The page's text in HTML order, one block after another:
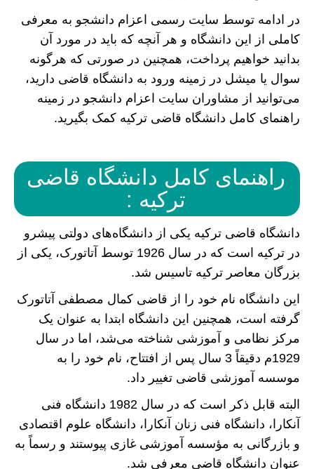
در ادامه توسط سایت رسمی اعزام دانشجو به معرفی
کاملی از این دانشگاه و هر آنچه که باید در مورد آن
بدانید خواهیم پرداخت، همچنین در صورتی که هرگونه
سوال یا میشل در زمینه ورود به دانشگاه قاضی دارید،
می‌توانید از مشاوران سایت اعزام دانشجو در زمینه
راهنمای کامل دانشگاه قاضی ترکیه کمک بگیرید.
راهنمای کامل دانشگاه قاضی
ترکیه :
دانشگاه قاضی ترکیه یکی از دانشگاه‌های دولتی پیشرو
در ترکیه است که در سال 1926 توسط آتاتورک، یکی از
بزرگان معاصر ترکیه تاسیس شد.
این دانشگاه نام خود را از قاضی کمال مصطفی آتاتورک
گرفته است، همچنین این دانشگاه ابتدا به عنوان یک
مرکز نظامی و آموزشی شناخته می‌شد، اما در سال
1929م دقیقاً 3 سال پس از افتتاح، نام خود را به
موسسه آموزشی قاضی تغییر داد.
البته قابل ذکر است که در سال 1982 دانشگاه فنی
آنکارا، دانشگاه فنی زنان آنکارا، دانشگاه علوم اقتصادی
و بازرگانی به مؤسسه آموزشی غازی پیوستند و رسماً به
عنوان دانشگاه قاضی معرفی شد.